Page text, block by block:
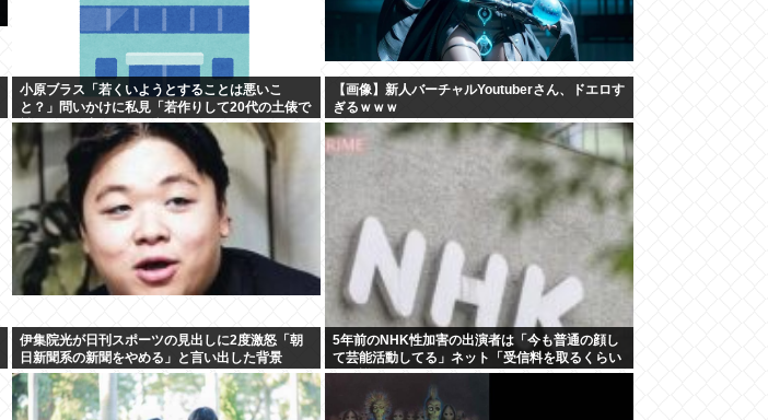
小原ブラス「若くいようとすることは悪いこ
と？」問いかけに私見「若作りして20代の土俵で
戦おうとし出すとクソ痛いヤツに…」
【画像】新人バーチャルYoutuberさん、ドエロす
ぎるｗｗｗ
伊集院光が日刊スポーツの見出しに2度激怒「朝
日新聞系の新聞をやめる」と言い出した背景
5年前のNHK性加害の出演者は「今も普通の顔し
て芸能活動してる」ネット「受信料を取るくらい
なら詳細を伝えよ」